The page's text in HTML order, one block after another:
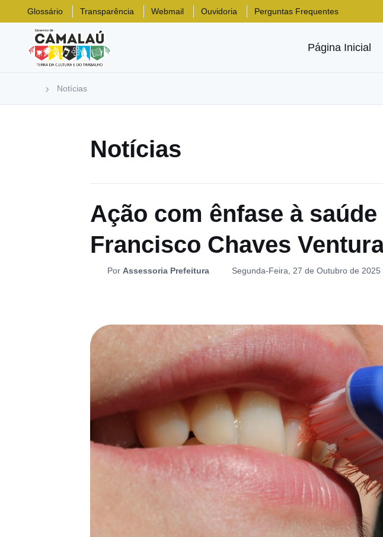
Glossário Transparência Webmail Ouvidoria Perguntas Frequentes
Página Inicial
Notícias
Notícias
Ação com ênfase à
Francisco Chaves
PorAssessoria Prefeitura Segunda-Feira, 27 de Outubro de 2025